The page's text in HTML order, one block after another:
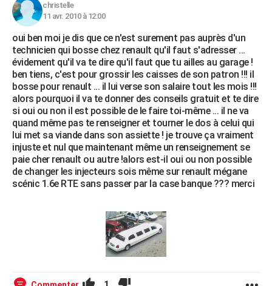
christelle
11 avr. 2010 à 12:00
oui ben moi je dis que ce n'est surement pas auprès d'un
technicien qui bosse chez renault qu'il faut s'adresser ...
évidement qu'il va te dire qu'il faut que tu ailles au garage !
ben tiens, c'est pour grossir les caisses de son patron !!! il
bosse pour renault ... il lui verse son salaire tout les mois !!!
alors pourquoi il va te donner des conseils gratuit et te dire
si oui ou non il est possible de le faire toi-même ... il ne va
quand même pas te renseigner et tourner le dos à celui qui
lui met sa viande dans son assiette ! je trouve ça vraiment
injuste et nul que maintenant même un renseignement se
paie cher renault ou autre !alors est-il oui ou non possible
de changer les injecteurs sois même sur renault mégane
scénic 1.6e RTE sans passer par la case banque ??? merci